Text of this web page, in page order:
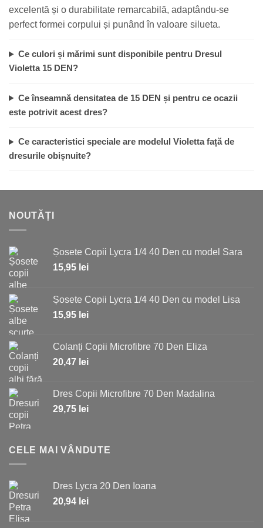
excelentă și o durabilitate remarcabilă, adaptându-se
perfect formei corpului și punând în valoare silueta.
Ce culori și mărimi sunt disponibile pentru Dresul
Violetta 15 DEN?
Ce înseamnă densitatea de 15 DEN și pentru ce ocazii
este potrivit acest dres?
Ce caracteristici speciale are modelul Violetta față de
dresurile obișnuite?
NOUTĂȚI
Șosete Copii Lycra 1/4 40 Den cu model Sara
15,95 lei
Șosete Copii Lycra 1/4 40 Den cu model Lisa
15,95 lei
Colanți Copii Microfibre 70 Den Eliza
20,47 lei
Dres Copii Microfibre 70 Den Madalina
29,75 lei
CELE MAI VÂNDUTE
Dres Lycra 20 Den Ioana
20,94 lei